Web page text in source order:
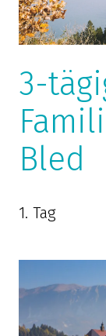
3-
Bled
1. Tag